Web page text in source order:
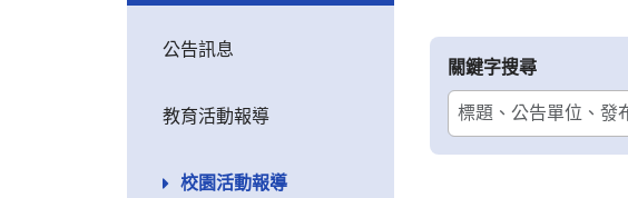
公告訊息
教育活動報導
校園活動報導
關鍵字搜尋